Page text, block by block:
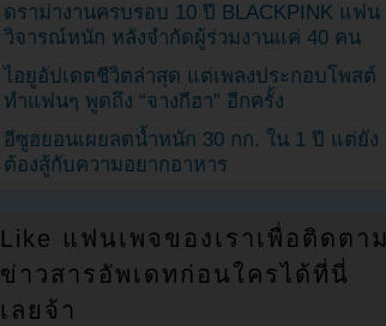
ดราม่างานครบรอบ 10 ปี BLACKPINK แฟน
วิจารณ์หนัก หลังจำกัดผู้ร่วมงานแค่ 40 คน
ไอยูอัปเดตชีวิตล่าสุด แต่เพลงประกอบโพสต์
ทำแฟนๆ พูดถึง “จางกีฮา” อีกครั้ง
อีซูฮยอนเผยลดน้ำหนัก 30 กก. ใน 1 ปี แต่ยัง
ต้องสู้กับความอยากอาหาร
Like แฟนเพจของเราเพื่อติดตาม
ข่าวสารอัพเดทก่อนใครได้ที่นี่
เลยจ้า